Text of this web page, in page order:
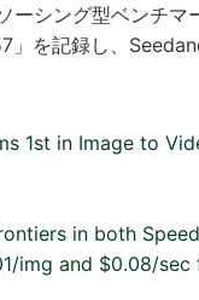
シング型ベンチマ
を記録し、
1st in Image to
in both
img and $0.08/